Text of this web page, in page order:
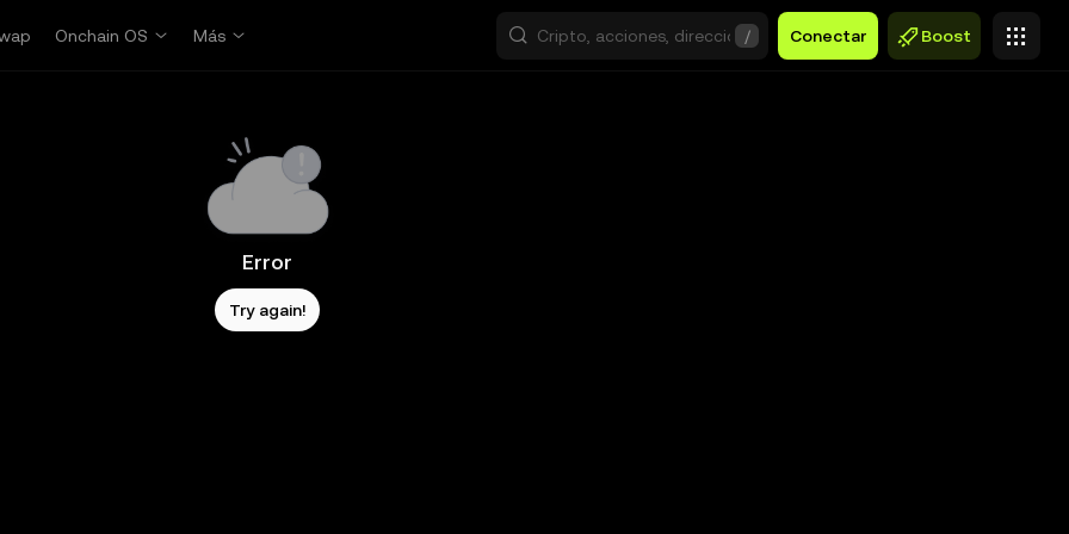
Onchain OS Más / Conectar Boost
Error
Try again!